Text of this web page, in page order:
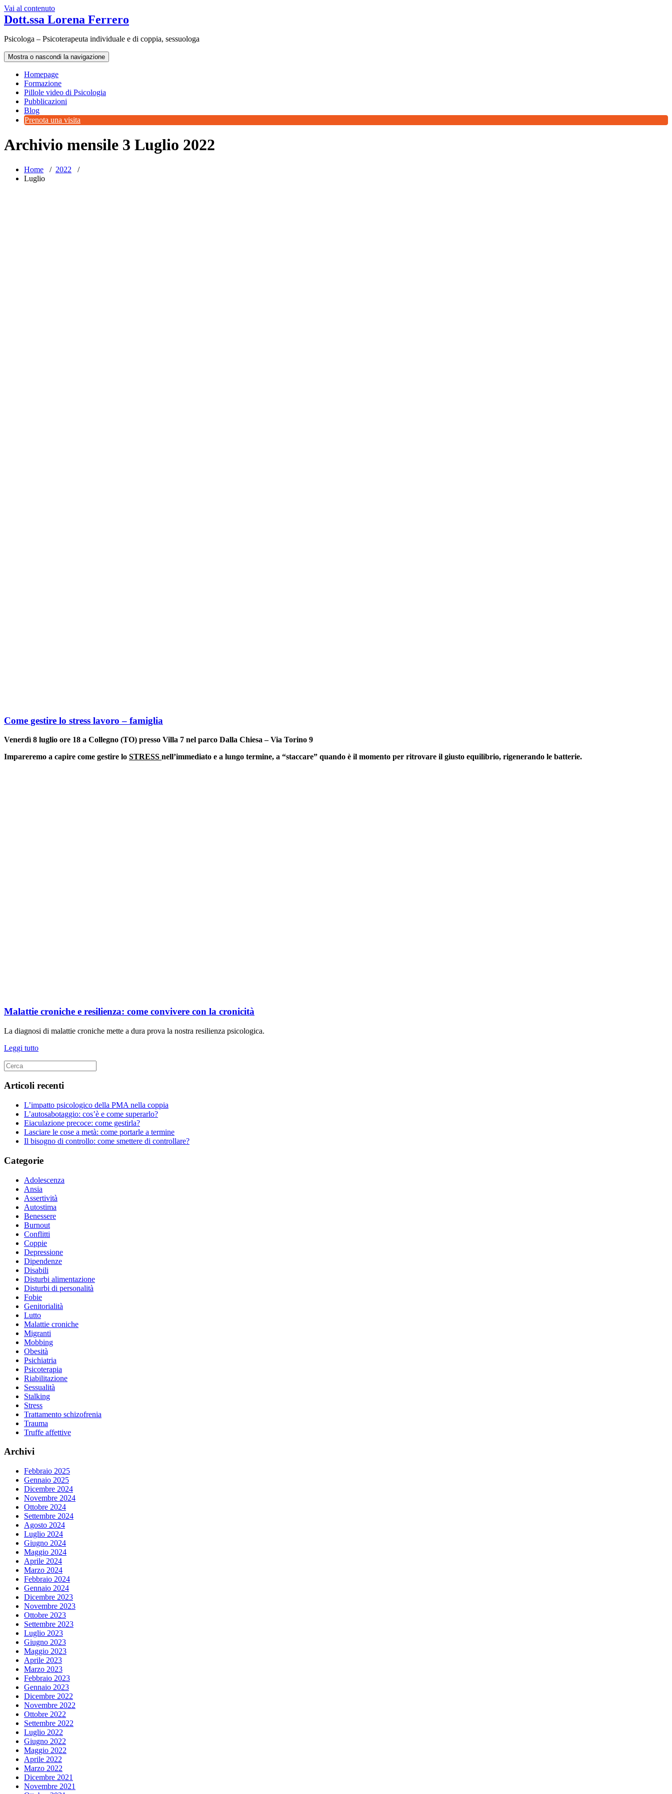
Vai al contenuto
Dott.ssa Lorena Ferrero
Psicologa – Psicoterapeuta individuale e di coppia, sessuologa
Mostra o nascondi la navigazione
Homepage
Formazione
Pillole video di Psicologia
Pubblicazioni
Blog
Prenota una visita
Archivio mensile 3 Luglio 2022
Home / 2022 /
Luglio
Come gestire lo stress lavoro – famiglia
Venerdì 8 luglio ore 18 a Collegno (TO) presso Villa 7 nel parco Dalla Chiesa – Via Torino 9
Impareremo a capire come gestire lo STRESS nell’immediato e a lungo termine, a “staccare” quando è il momento per ritrovare il giusto equilibrio, rigenerando le batterie.
Malattie croniche e resilienza: come convivere con la cronicità
La diagnosi di malattie croniche mette a dura prova la nostra resilienza psicologica.
Leggi tutto
Articoli recenti
L’impatto psicologico della PMA nella coppia
L’autosabotaggio: cos’è e come superarlo?
Eiaculazione precoce: come gestirla?
Lasciare le cose a metà: come portarle a termine
Il bisogno di controllo: come smettere di controllare?
Categorie
Adolescenza
Ansia
Assertività
Autostima
Benessere
Burnout
Conflitti
Coppie
Depressione
Dipendenze
Disabili
Disturbi alimentazione
Disturbi di personalità
Fobie
Genitorialità
Lutto
Malattie croniche
Migranti
Mobbing
Obesità
Psichiatria
Psicoterapia
Riabilitazione
Sessualità
Stalking
Stress
Trattamento schizofrenia
Trauma
Truffe affettive
Archivi
Febbraio 2025
Gennaio 2025
Dicembre 2024
Novembre 2024
Ottobre 2024
Settembre 2024
Agosto 2024
Luglio 2024
Giugno 2024
Maggio 2024
Aprile 2024
Marzo 2024
Febbraio 2024
Gennaio 2024
Dicembre 2023
Novembre 2023
Ottobre 2023
Settembre 2023
Luglio 2023
Giugno 2023
Maggio 2023
Aprile 2023
Marzo 2023
Febbraio 2023
Gennaio 2023
Dicembre 2022
Novembre 2022
Ottobre 2022
Settembre 2022
Luglio 2022
Giugno 2022
Maggio 2022
Aprile 2022
Marzo 2022
Dicembre 2021
Novembre 2021